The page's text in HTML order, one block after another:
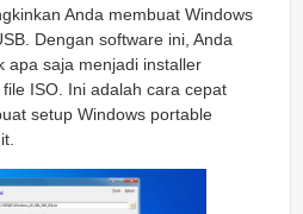
Anda membuat Windows
Dengan software ini, Anda
apa saja menjadi installer
ISO. Ini adalah cara cepat
setup Windows portable